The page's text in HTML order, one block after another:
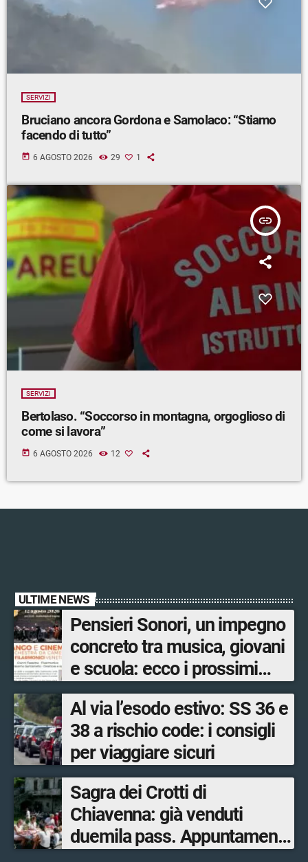
SERVIZI
Bruciano ancora Gordona e Samolaco: “Stiamo
facendo di tutto”
today 6 AGOSTO 2026 29 1
insert_link
SERVIZI
Bertolaso. “Soccorso in montagna, orgoglioso di
come si lavora”
today 6 AGOSTO 2026 12
ULTIME NEWS
Pensieri Sonori, un impegno
concreto tra musica, giovani
e scuola: ecco i prossimi
appuntamenti in Valtellina
Al via l’esodo estivo: SS 36 e
38 a rischio code: i consigli
per viaggiare sicuri
Sagra dei Crotti di
Chiavenna: già venduti
duemila pass. Appuntamento